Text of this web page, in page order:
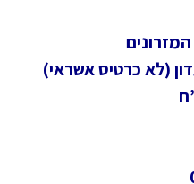
(לא כרטיס אשראי)